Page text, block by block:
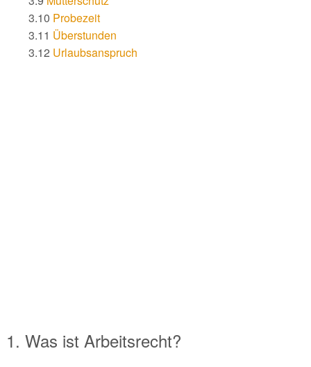
3.10 Probezeit
3.11 Überstunden
3.12 Urlaubsanspruch
1. Was ist Arbeitsrecht?